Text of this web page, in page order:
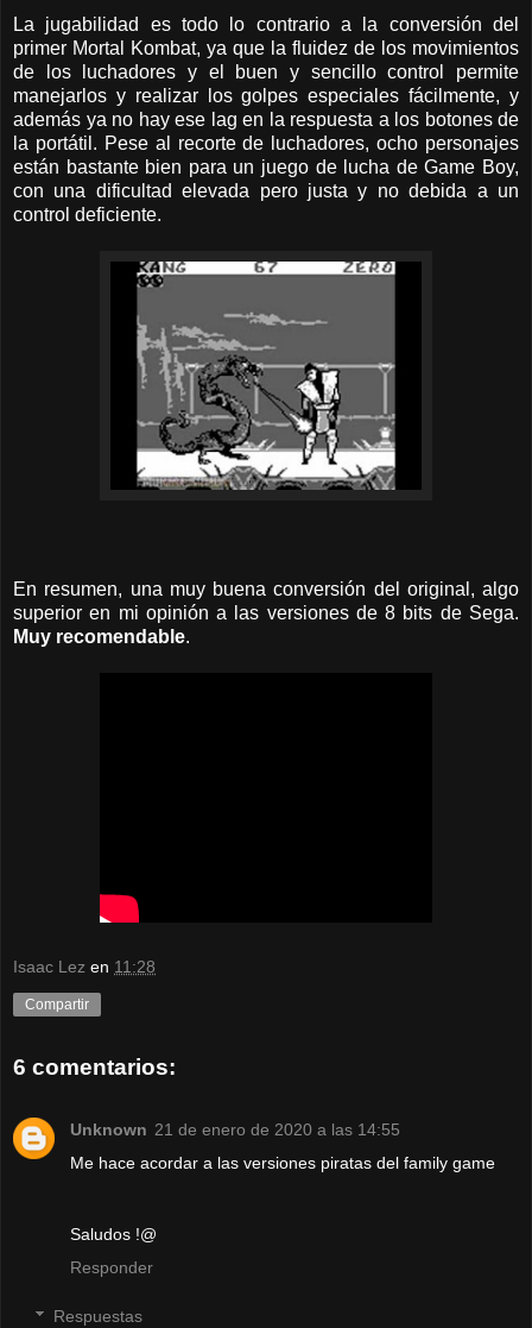
La jugabilidad es todo lo contrario a la conversión del
primer Mortal Kombat, ya que la fluidez de los movimientos
de los luchadores y el buen y sencillo control permite
manejarlos y realizar los golpes especiales fácilmente, y
además ya no hay ese lag en la respuesta a los botones de
la portátil. Pese al recorte de luchadores, ocho personajes
están bastante bien para un juego de lucha de Game Boy,
con una dificultad elevada pero justa y no debida a un
control deficiente.
En resumen, una muy buena conversión del original, algo
superior en mi opinión a las versiones de 8 bits de Sega.
Muy recomendable.
Isaac Lez en 11:28
Compartir
6 comentarios:
Unknown 21 de enero de 2020 a las 14:55
Me hace acordar a las versiones piratas del family game
Saludos !@
Responder
Respuestas